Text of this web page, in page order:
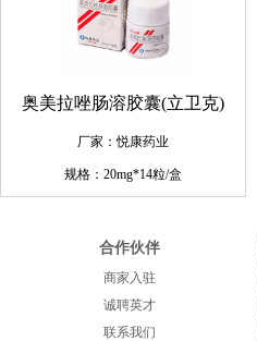
奥美拉唑肠溶胶囊(立卫克)
厂家：悦康药业
规格：20mg*14粒/盒
合作伙伴
商家入驻
诚聘英才
联系我们